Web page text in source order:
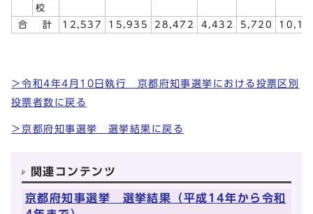
校
合 計 12,537 15,935 28,472 4,432 5,720
＞令和4年4月10日執行 京都府知事選挙における投票区別
投票者数に戻る
＞京都府知事選挙 選挙結果に戻る
関連コンテンツ
京都府知事選挙 選挙結果（平成14年から令和